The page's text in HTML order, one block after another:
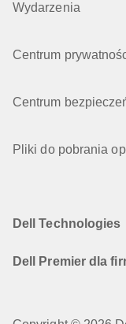
Wydarzenia
Centrum
Centrum
Pliki do pobrania
Dell Technologies
Dell Premier dla